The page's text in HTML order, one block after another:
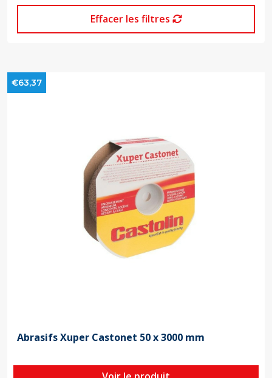
Effacer les filtres
€63,37
Abrasifs Xuper Castonet 50 x 3000 mm